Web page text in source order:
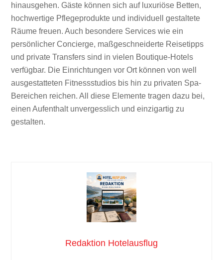
hinausgehen. Gäste können sich auf luxuriöse Betten,
hochwertige Pflegeprodukte und individuell gestaltete
Räume freuen. Auch besondere Services wie ein
persönlicher Concierge, maßgeschneiderte Reisetipps
und private Transfers sind in vielen Boutique-Hotels
verfügbar. Die Einrichtungen vor Ort können von well
ausgestatteten Fitnessstudios bis hin zu privaten Spa-
Bereichen reichen. All diese Elemente tragen dazu bei,
einen Aufenthalt unvergesslich und einzigartig zu
gestalten.
Redaktion Hotelausflug